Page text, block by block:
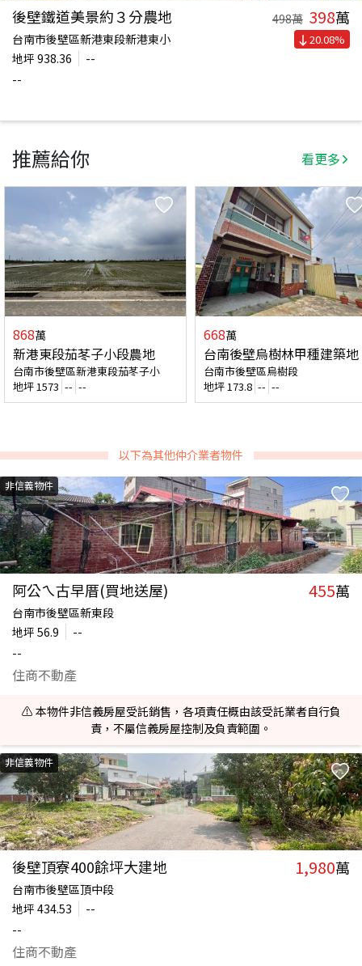
後壁鐵道美景約３分農地 498萬 398萬
台南市後壁區新港東段新港東小
地坪 938.36
--
--
20.08%
推薦給你 看更多
868萬
新港東段茄苳子小段農地
台南市後壁區新港東段茄苳子小
地坪1573 -- --
668萬
台南後壁烏樹林甲種建築地
台南市後壁區烏樹段
地坪173.8 -- --
以下為其他仲介業者物件
非信義物件
阿公ㄟ古早厝(買地送屋) 455萬
台南市後壁區新東段
地坪 56.9
--
--
住商不動產
⚠️ 本物件非信義房屋受託銷售，各項責任概由該受託業者自行負
責，不屬信義房屋控制及負責範圍。
非信義物件
後壁頂寮400餘坪大建地 1,980萬
台南市後壁區頂中段
地坪 434.53
--
--
住商不動產